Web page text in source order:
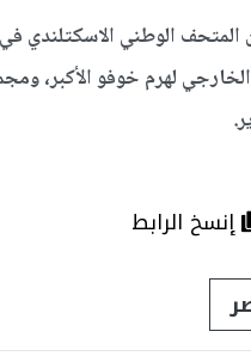
المتحف الوطني
لهرم خوفو الأكبر،
إنسخ الرابط